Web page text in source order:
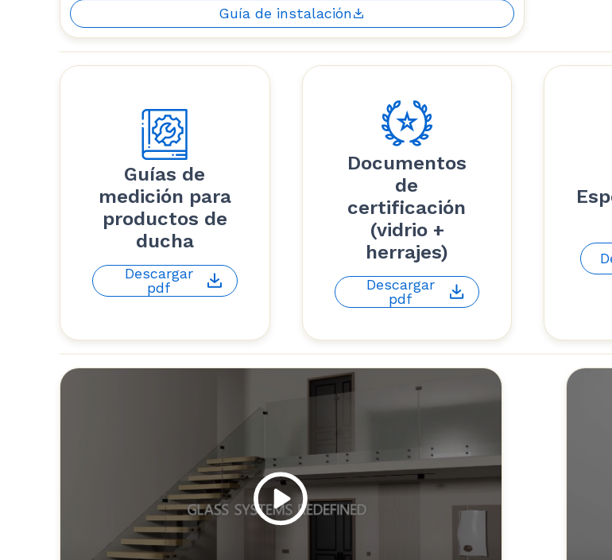
Guía de instalación
Guías de
medición para
productos de
ducha
Descargar
pdf
Documentos
de
certificación
(vidrio +
herrajes)
Descargar
pdf